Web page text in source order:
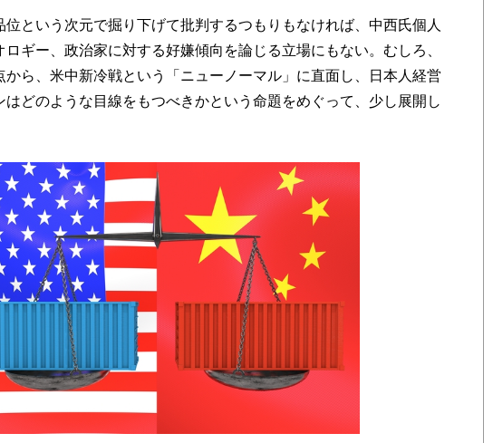
という次元で掘り下げて批判するつもりもなければ、中西氏個人
ギー、政治家に対する好嫌傾向を論じる立場にもない。むしろ、
から、米中新冷戦という「ニューノーマル」に直面し、日本人経営
はどのような目線をもつべきかという命題をめぐって、少し展開し